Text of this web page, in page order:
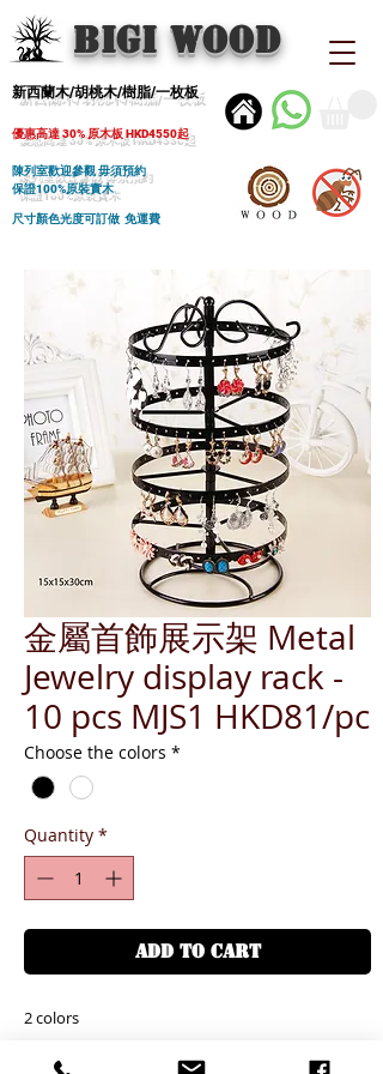
BIGI wood
新西蘭木/胡桃木/樹脂/一枚板
優惠高達 30% 原木板 HKD4550起
陳列室歡迎參觀 毋須預約
保證100%原裝實木
尺寸顏色光度可訂做 免運費
金屬首飾展示架 Metal
Jewelry display rack -
10 pcs MJS1 HKD81/pc
Choose the colors *
Quantity *
ADD TO CART
2 colors